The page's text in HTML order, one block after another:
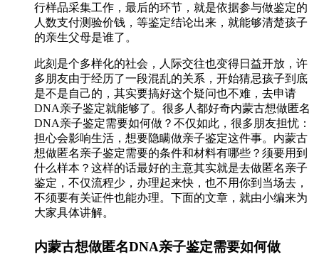
行样品采集工作，最后的环节，就是依据参与做鉴定的
人数支付测验价钱，等鉴定结论出来，就能够清楚孩子
的亲生父母是谁了。
此刻是个多样化的社会，人际交往也变得日益开放，许
多朋友由于经历了一段混乱的关系，开始猜忌孩子到底
是不是自己的，其实要搞好这个疑问也不难，去申请
DNA亲子鉴定就能够了。很多人都好奇内蒙古想做匿名
DNA亲子鉴定需要如何做？不仅如此，很多朋友担忧：
担心会影响生活，想要隐瞒做亲子鉴定这件事。内蒙古
想做匿名亲子鉴定需要的条件和材料有哪些？须要用到
什么样本？这样的话最好的主意其实就是去做匿名亲子
鉴定，不仅流程少，办理起来快，也不用你到当场去，
不须要有关证件也能办理。下面的文章，就由小编来为
大家具体讲解。
内蒙古想做匿名DNA亲子鉴定需要如何做